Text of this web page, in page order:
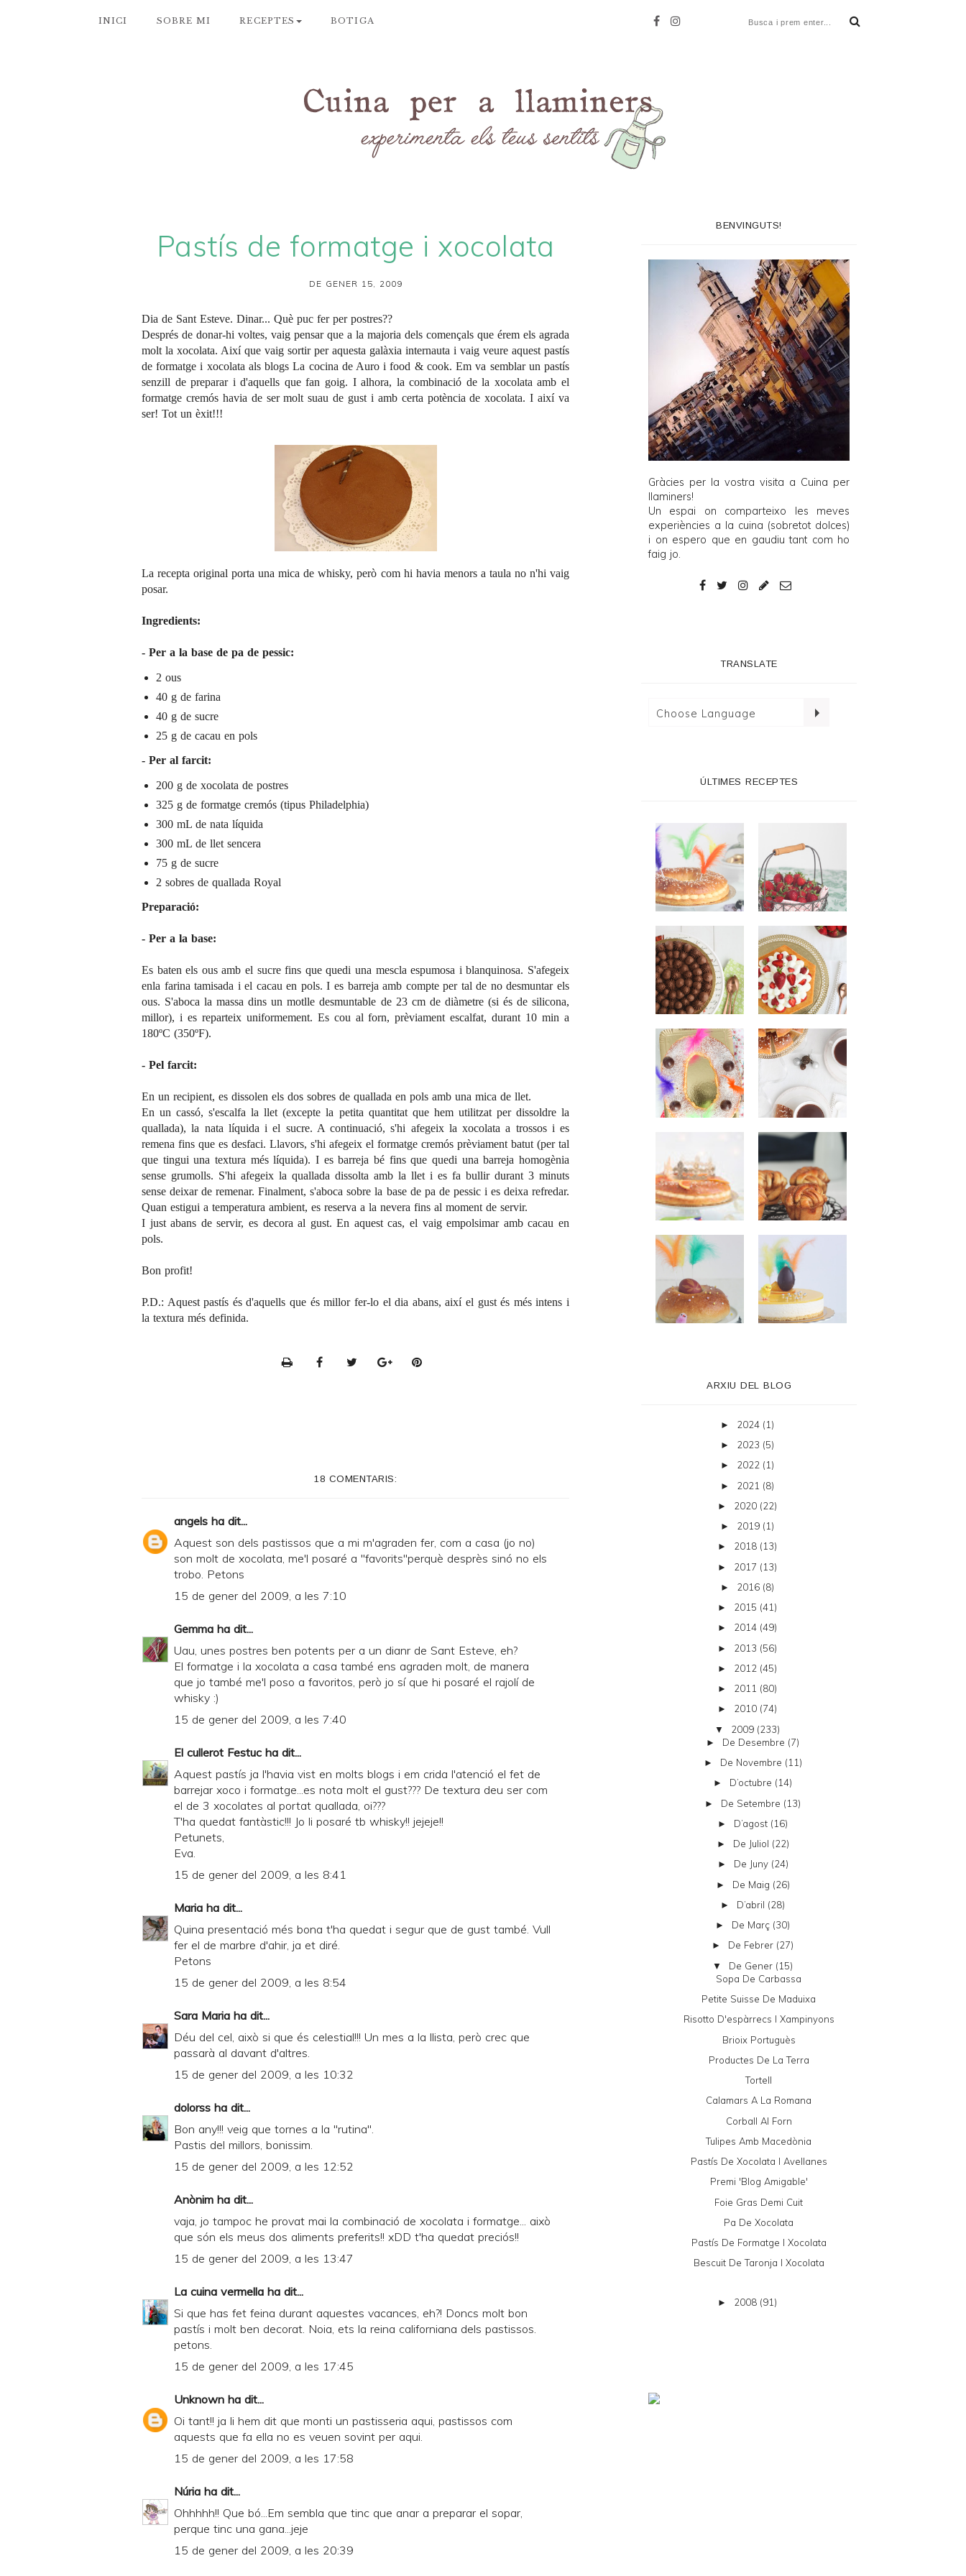
INICI SOBRE MI RECEPTES BOTIGA
Pastís de formatge i xocolata
DE GENER 15, 2009
Dia de Sant Esteve. Dinar... Què puc fer per postres??
Després de donar-hi voltes, vaig pensar que a la majoria dels començals que érem els agrada
molt la xocolata. Així que vaig sortir per aquesta galàxia internauta i vaig veure aquest pastís
de formatge i xocolata als blogsLa cocina de Auro ifood & cook. Em va semblar un pastís
senzill de preparar i d'aquells que fan goig. I alhora, la combinació de la xocolata amb el
formatge cremós havia de ser molt suau de gust i amb certa potència de xocolata. I així va
ser! Tot un èxit!!!
La recepta original porta una mica de whisky, però com hi havia menors a taula no n'hi vaig
posar.
Ingredients:
- Per a la base de pa de pessic:
2 ous
40 g de farina
40 g de sucre
25 g de cacau en pols
- Per al farcit:
200 g de xocolata de postres
325 g de formatge cremós (tipus Philadelphia)
300 mL de nata líquida
300 mL de llet sencera
75 g de sucre
2 sobres de quallada Royal
Preparació:
- Per a la base:
Es baten els ous amb el sucre fins que quedi una mescla espumosa i blanquinosa. S'afegeix
enla farina tamisada i el cacau en pols. I es barreja amb compte per tal de no desmuntar els
ous. S'aboca la massa dins un motlle desmuntable de 23 cm de diàmetre (si és de silicona,
millor), i es reparteix uniformement. Es cou al forn, prèviament escalfat, durant 10 min a
180ºC (350ºF).
- Pel farcit:
En un recipient, es dissolen els dos sobres de quallada en pols amb una mica de llet.
En un cassó, s'escalfa la llet (excepte la petita quantitat que hem utilitzat per dissoldre la
quallada), la nata líquida i el sucre. A continuació, s'hi afegeix la xocolata a trossos i es
remena fins que es desfaci. Llavors, s'hi afegeix el formatge cremós prèviament batut (per tal
que tingui una textura més líquida). I es barreja bé fins que quedi una barreja homogènia
sense grumolls. S'hi afegeix la quallada dissolta amb la llet i es fa bullir durant 3 minuts
sense deixar de remenar. Finalment, s'aboca sobre la base de pa de pessic i es deixa refredar.
Quan estigui a temperatura ambient, es reserva a la nevera fins al moment de servir.
I just abans de servir, es decora al gust. En aquest cas, el vaig empolsimar amb cacau en
pols.
Bon profit!
P.D.: Aquest pastís és d'aquells que és millor fer-lo el dia abans, així el gust és més intens i
la textura més definida.
i
n
y
a
d
D
F
18 COMENTARIS:
angels ha dit...
Aquest son dels pastissos que a mi m'agraden fer, com a casa (jo no)
son molt de xocolata, me'l posaré a "favorits"perquè desprès sinó no els
trobo. Petons
15 de gener del 2009, a les 7:10
Gemma ha dit...
Uau, unes postres ben potents per a un dianr de Sant Esteve, eh?
El formatge i la xocolata a casa també ens agraden molt, de manera
que jo també me'l poso a favoritos, però jo sí que hi posaré el rajolí de
whisky :)
15 de gener del 2009, a les 7:40
El cullerot Festuc ha dit...
Aquest pastís ja l'havia vist en molts blogs i em crida l'atenció el fet de
barrejar xoco i formatge...es nota molt el gust??? De textura deu ser com
el de 3 xocolates al portat quallada, oi???
T'ha quedat fantàstic!!! Jo li posaré tb whisky!! jejeje!!
Petunets,
Eva.
15 de gener del 2009, a les 8:41
Maria ha dit...
Quina presentació més bona t'ha quedat i segur que de gust també. Vull
fer el de marbre d'ahir, ja et diré.
Petons
15 de gener del 2009, a les 8:54
Sara Maria ha dit...
Déu del cel, això si que és celestial!!! Un mes a la llista, però crec que
passarà al davant d'altres.
15 de gener del 2009, a les 10:32
dolorss ha dit...
Bon any!!! veig que tornes a la "rutina".
Pastis del millors, bonissim.
15 de gener del 2009, a les 12:52
Anònim ha dit...
vaja, jo tampoc he provat mai la combinació de xocolata i formatge... això
que són els meus dos aliments preferits!! xDD t'ha quedat preciós!!
15 de gener del 2009, a les 13:47
La cuina vermella ha dit...
Si que has fet feina durant aquestes vacances, eh?! Doncs molt bon
pastís i molt ben decorat. Noia, ets la reina californiana dels pastissos.
petons.
15 de gener del 2009, a les 17:45
Unknown ha dit...
Oi tant!! ja li hem dit que monti un pastisseria aqui, pastissos com
aquests que fa ella no es veuen sovint per aqui.
15 de gener del 2009, a les 17:58
Núria ha dit...
Ohhhhh!! Que bó...Em sembla que tinc que anar a preparar el sopar,
perque tinc una gana...jeje
15 de gener del 2009, a les 20:39
BENVINGUTS!
Gràcies per la vostra visita a Cuina per
llaminers!
Un espai on comparteixo les meves
experiències a la cuina (sobretot dolces)
i on espero que en gaudiu tant com ho
faig jo.
TRANSLATE
ÚLTIMES RECEPTES
ARXIU DEL BLOG
► 2024 (1)
► 2023 (5)
► 2022 (1)
► 2021 (8)
► 2020 (22)
► 2019 (1)
► 2018 (13)
► 2017 (13)
► 2016 (8)
► 2015 (41)
► 2014 (49)
► 2013 (56)
► 2012 (45)
► 2011 (80)
► 2010 (74)
▼ 2009 (233)
► De Desembre (7)
► De Novembre (11)
► D’octubre (14)
► De Setembre (13)
► D’agost (16)
► De Juliol (22)
► De Juny (24)
► De Maig (26)
► D’abril (28)
► De Març (30)
► De Febrer (27)
▼ De Gener (15)
Sopa De Carbassa
Petite Suisse De Maduixa
Risotto D'espàrrecs I Xampinyons
Brioix Portuguès
Productes De La Terra
Tortell
Calamars A La Romana
Corball Al Forn
Tulipes Amb Macedònia
Pastís De Xocolata I Avellanes
Premi 'Blog Amigable'
Foie Gras Demi Cuit
Pa De Xocolata
Pastís De Formatge I Xocolata
Bescuit De Taronja I Xocolata
► 2008 (91)